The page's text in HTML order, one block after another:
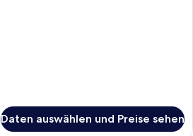
Daten auswählen und Preise sehen